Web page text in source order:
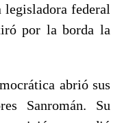
legisladora federal
por la borda la
abrió sus
Sanromán. Su